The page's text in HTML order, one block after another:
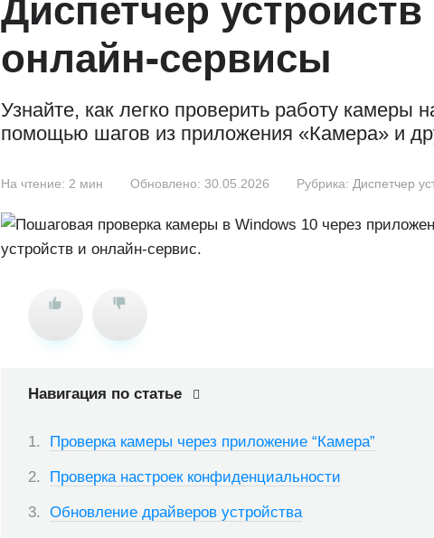
онлайн‑сервисы
Узнайте, как легко проверить работу камеры
помощью шагов из приложения «Камера» и
На чтение: 2 мин Обновлено: 30.05.2026 Рубрика: Диспетчер
Навигация по статье
Проверка камеры через приложение “Камера”
Проверка настроек конфиденциальности
Обновление драйверов устройства